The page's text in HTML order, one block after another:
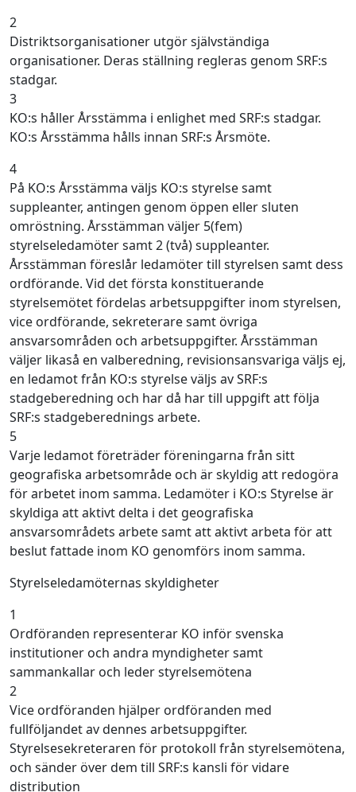
2
Distriktsorganisationer utgör självständiga
organisationer. Deras ställning regleras genom SRF:s
stadgar.
3
KO:s håller Årsstämma i enlighet med SRF:s stadgar.
KO:s Årsstämma hålls innan SRF:s Årsmöte.
4
På KO:s Årsstämma väljs KO:s styrelse samt
suppleanter, antingen genom öppen eller sluten
omröstning. Årsstämman väljer 5(fem)
styrelseledamöter samt 2 (två) suppleanter.
Årsstämman föreslår ledamöter till styrelsen samt dess
ordförande. Vid det första konstituerande
styrelsemötet fördelas arbetsuppgifter inom styrelsen,
vice ordförande, sekreterare samt övriga
ansvarsområden och arbetsuppgifter. Årsstämman
väljer likaså en valberedning, revisionsansvariga väljs ej,
en ledamot från KO:s styrelse väljs av SRF:s
stadgeberedning och har då har till uppgift att följa
SRF:s stadgeberednings arbete.
5
Varje ledamot företräder föreningarna från sitt
geografiska arbetsområde och är skyldig att redogöra
för arbetet inom samma. Ledamöter i KO:s Styrelse är
skyldiga att aktivt delta i det geografiska
ansvarsområdets arbete samt att aktivt arbeta för att
beslut fattade inom KO genomförs inom samma.
Styrelseledamöternas skyldigheter
1
Ordföranden representerar KO inför svenska
institutioner och andra myndigheter samt
sammankallar och leder styrelsemötena
2
Vice ordföranden hjälper ordföranden med
fullföljandet av dennes arbetsuppgifter.
Styrelsesekreteraren för protokoll från styrelsemötena,
och sänder över dem till SRF:s kansli för vidare
distribution